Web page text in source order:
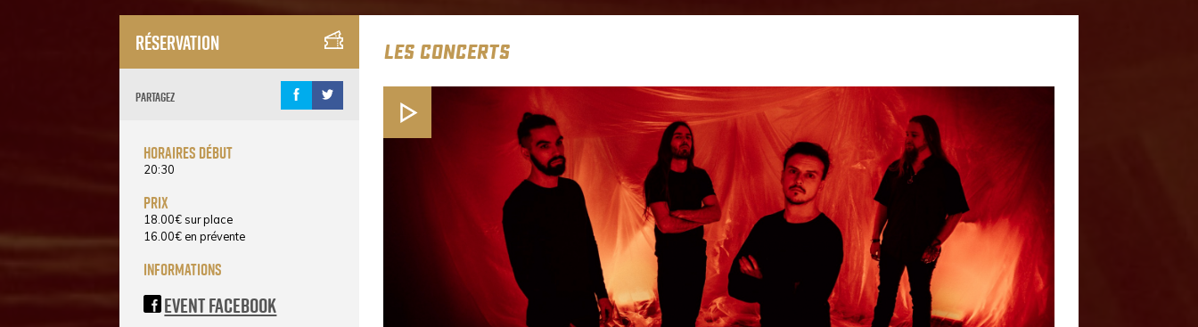
Réservation
Partagez
horaires début
20:30
prix
18.00€ sur place
16.00€ en prévente
informations
Event Facebook
LES CONCERTS